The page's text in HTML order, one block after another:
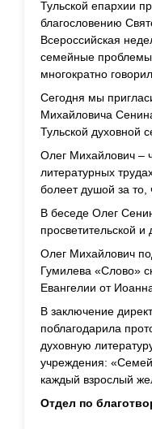
Тульской епархии
благословению
Всероссийская
семейные проблемы
многократно
Сегодня мы
Михайловича
Тульской духовной
Олег Михайлович –
литературных
болеет душой за
В беседе Олег
просветительской и
Олег Михайлович
Гумилева «Слово»
Евангелии от
В заключение
поблагодарила
духовную
учреждения:
каждый взрослый
Отдел по